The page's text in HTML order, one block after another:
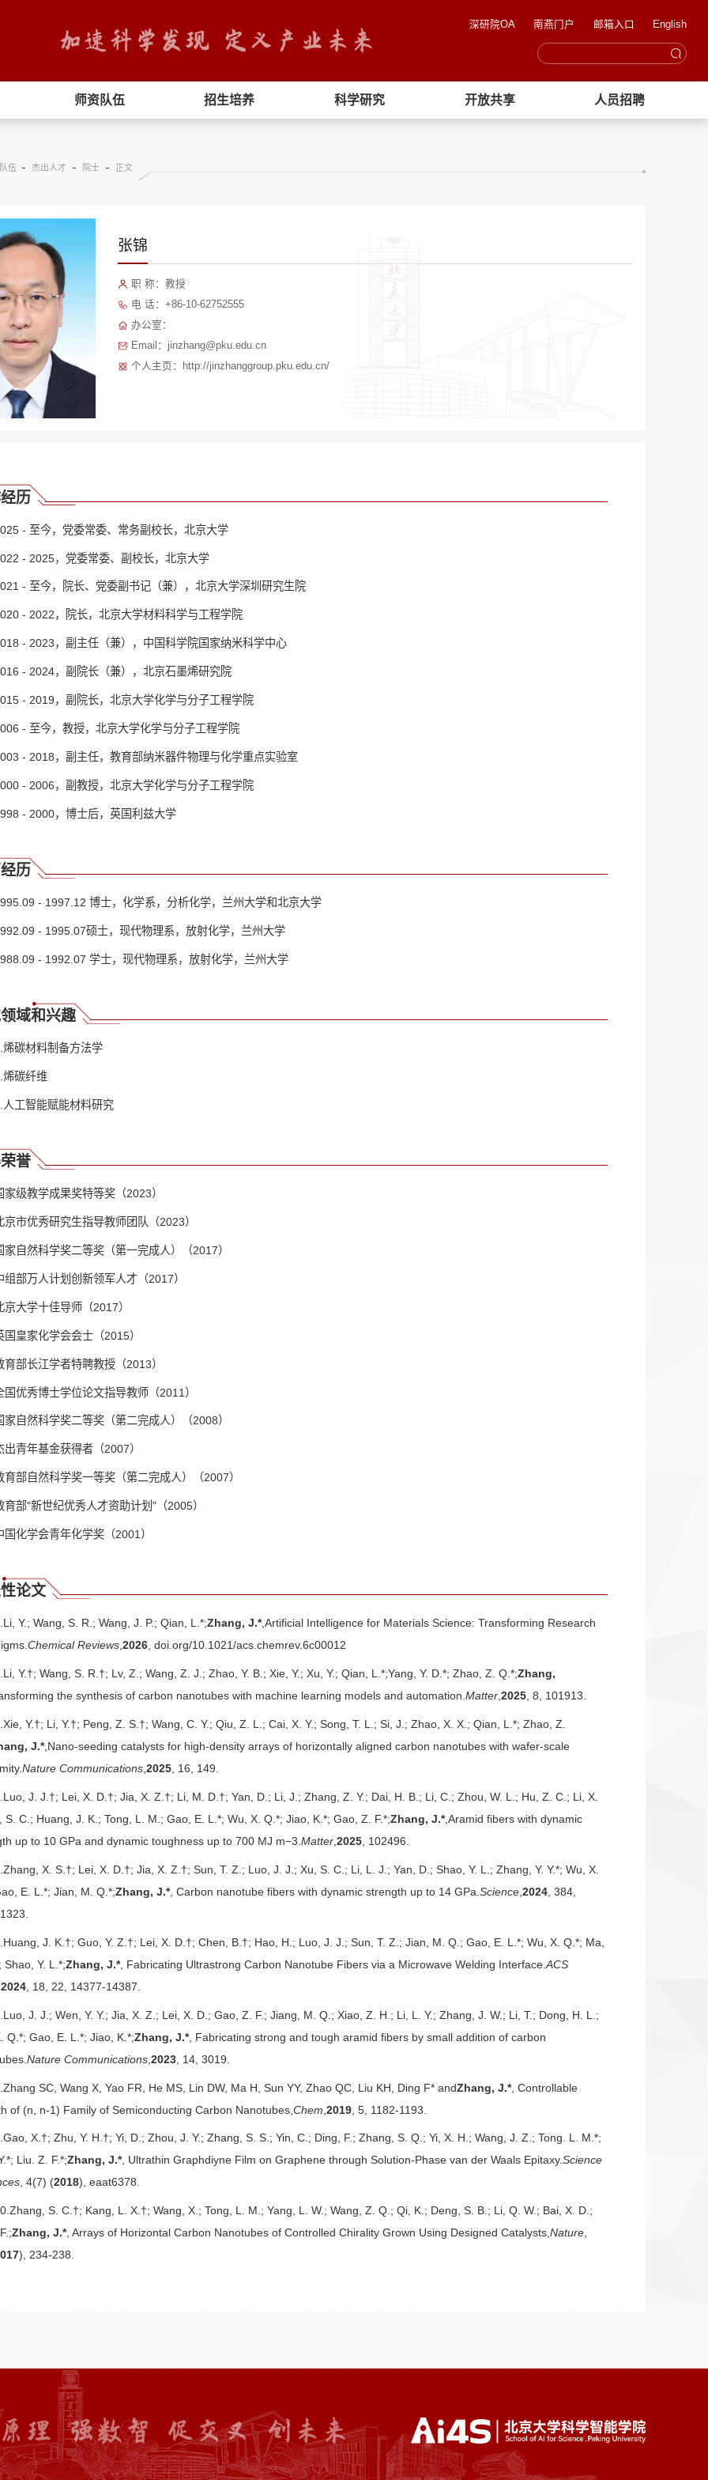
深研院OA 南燕门户 邮箱入口 English
师资队伍 招生培养 科学研究 开放共享 人员招聘
伍 杰出人才 院士 正文
张锦
职 称：教授
电 话：+86-10-62752555
办公室：
Email：jinzhang@pku.edu.cn
个人主页：http://jinzhanggroup.pku.edu.cn/
历
- 至今，党委常委、常务副校长，北京大学
- 2025，党委常委、副校长，北京大学
- 至今，院长、党委副书记（兼），北京大学深圳研究生院
- 2022，院长，北京大学材料科学与工程学院
- 2023，副主任（兼），中国科学院国家纳米科学中心
- 2024，副院长（兼），北京石墨烯研究院
- 2019，副院长，北京大学化学与分子工程学院
- 至今，教授，北京大学化学与分子工程学院
- 2018，副主任，教育部纳米器件物理与化学重点实验室
- 2006，副教授，北京大学化学与分子工程学院
- 2000，博士后，英国利兹大学
历
- 1997.12 博士，化学系，分析化学，兰州大学和北京大学
- 1995.07硕士，现代物理系，放射化学，兰州大学
- 1992.07 学士，现代物理系，放射化学，兰州大学
域和兴趣
烯碳材料制备方法学
烯碳纤维
人工智能赋能材料研究
誉
家级教学成果奖特等奖（2023）
京市优秀研究生指导教师团队（2023）
家自然科学奖二等奖（第一完成人）（2017）
组部万人计划创新领军人才（2017）
京大学十佳导师（2017）
国皇家化学会会士（2015）
育部长江学者特聘教授（2013）
国优秀博士学位论文指导教师（2011）
家自然科学奖二等奖（第二完成人）（2008）
出青年基金获得者（2007）
育部自然科学奖一等奖（第二完成人）（2007）
育部"新世纪优秀人才资助计划"（2005）
国化学会青年化学奖（2001）
论文
Y.; Wang, S. R.; Wang, J. P.; Qian, L.*;Zhang, J.*,Artificial Intelligence for Materials Science: Transforming Research
Chemical Reviews,2026, doi.org/10.1021/acs.chemrev.6c00012
Y.†; Wang, S. R.†; Lv, Z.; Wang, Z. J.; Zhao, Y. B.; Xie, Y.; Xu, Y.; Qian, L.*;Yang, Y. D.*; Zhao, Z. Q.*;Zhang,
the synthesis of carbon nanotubes with machine learning models and automation.Matter,2025, 8, 101913.
Y.†; Li, Y.†; Peng, Z. S.†; Wang, C. Y.; Qiu, Z. L.; Cai, X. Y.; Song, T. L.; Si, J.; Zhao, X. X.; Qian, L.*; Zhao, Z.
J.*,Nano-seeding catalysts for high-density arrays of horizontally aligned carbon nanotubes with wafer-scale
Nature Communications ,2025 , 16, 149.
J. J.†; Lei, X. D.†; Jia, X. Z.†; Li, M. D.†; Yan, D.; Li, J.; Zhang, Z. Y.; Dai, H. B.; Li, C.; Zhou, W. L.; Hu, Z. C.; Li, X.
S. C.; Huang, J. K.; Tong, L. M.; Gao, E. L.*; Wu, X. Q.*; Jiao, K.*; Gao, Z. F.*;Zhang, J.*,Aramid fibers with dynamic
up to 10 GPa and dynamic toughness up to 700 MJ m−3.Matter ,2025 , 102496.
X. S.†; Lei, X. D.†; Jia, X. Z.†; Sun, T. Z.; Luo, J. J.; Xu, S. C.; Li, L. J.; Yan, D.; Shao, Y. L.; Zhang, Y. Y.*; Wu, X.
E. L.*; Jian, M. Q.*;Zhang, J.*, Carbon nanotube fibers with dynamic strength up to 14 GPa.Science ,2024 , 384,
J. K.†; Guo, Y. Z.†; Lei, X. D.†; Chen, B.†; Hao, H.; Luo, J. J.; Sun, T. Z.; Jian, M. Q.; Gao, E. L.*; Wu, X. Q.*; Ma,
Shao, Y. L.*;Zhang, J.*, Fabricating Ultrastrong Carbon Nanotube Fibers via a Microwave Welding Interface.ACS
2024 , 18, 22, 14377-14387.
J. J.; Wen, Y. Y.; Jia, X. Z.; Lei, X. D.; Gao, Z. F.; Jiang, M. Q.; Xiao, Z. H.; Li, L. Y.; Zhang, J. W.; Li, T.; Dong, H. L.;
Q.*; Gao, E. L.*; Jiao, K.*;Zhang, J.*, Fabricating strong and tough aramid fibers by small addition of carbon
Nature Communications ,2023 , 14, 3019.
SC, Wang X, Yao FR, He MS, Lin DW, Ma H, Sun YY, Zhao QC, Liu KH, Ding F* andZhang, J.*, Controllable
of (n, n-1) Family of Semiconducting Carbon Nanotubes,Chem ,2019 , 5, 1182-1193.
X.†; Zhu, Y. H.†; Yi, D.; Zhou, J. Y.; Zhang, S. S.; Yin, C.; Ding, F.; Zhang, S. Q.; Yi, X. H.; Wang, J. Z.; Tong. L. M.*;
Liu. Z. F.*;Zhang, J.*, Ultrathin Graphdiyne Film on Graphene through Solution-Phase van der Waals Epitaxy.Science
, 4(7) (2018), eaat6378.
S. C.†; Kang, L. X.†; Wang, X.; Tong, L. M.; Yang, L. W.; Wang, Z. Q.; Qi, K.; Deng, S. B.; Li, Q. W.; Bai, X. D.;
Zhang, J.*, Arrays of Horizontal Carbon Nanotubes of Controlled Chirality Grown Using Designed Catalysts,Nature,
), 234-238.